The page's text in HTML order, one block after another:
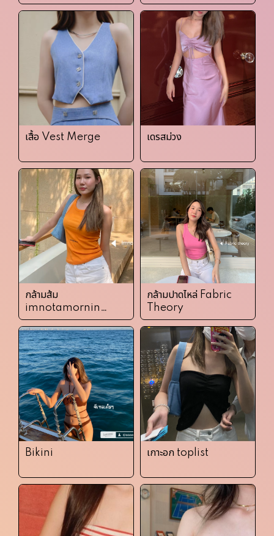
เสื้อ Vest Merge เดรสม่วง
กล้ามส้ม
imnotamorningp
erson
กล้ามปาดไหล่ Fabric
Theory
Bikini เกาะอก toplist